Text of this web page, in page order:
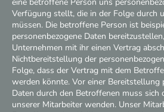
Verfügung stellt, die in der Folge durch
müssen. Die betroffene Person ist
personenbezogene Daten
Unternehmen mit ihr einen Vertrag
Nichtbereitstellung der
Folge, dass der Vertrag mit dem
werden könnte. Vor einer Bereitstellung
Daten durch den Betroffenen muss sich
unserer Mitarbeiter wenden. Unser